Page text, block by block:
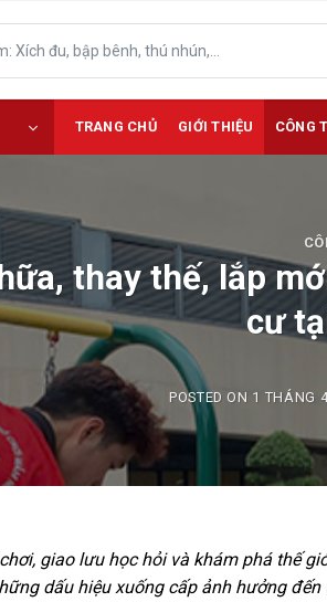
TRANG CHỦ GIỚI THIỆU CÔNG
thay thế, lắp
cư
POSTED ON 1 THÁNG
giao lưu học hỏi và khám phá thế
dấu hiệu xuống cấp ảnh hưởng